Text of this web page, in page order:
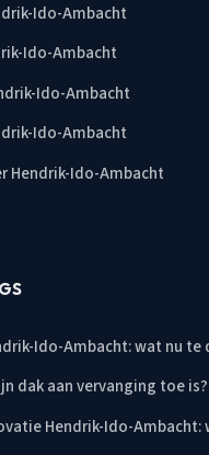
Ido-Ambacht
Ido-Ambacht
Ido-Ambacht
Ido-Ambacht
Hendrik-Ido-Ambacht
Ido-Ambacht: wat nu te
dak aan vervanging toe is?
Hendrik-Ido-Ambacht: